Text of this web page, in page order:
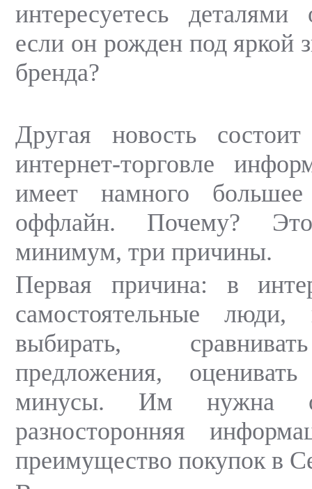
интересуетесь
если он рожден под яркой
бренда?
Другая новость
интернет-торговле
имеет намного
оффлайн. Почему?
минимум, три причины.
Первая причина: в
самостоятельные
выбирать,
предложения,
минусы. Им нужна
разносторонняя
преимущество покупок в